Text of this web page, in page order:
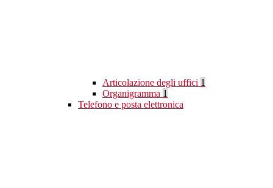
Articolazione degli uffici 1
Organigramma 1
Telefono e posta elettronica